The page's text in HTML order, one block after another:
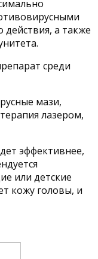
а также
среди
мази,
лазером,
эффективнее,
или детские
кожу головы, и